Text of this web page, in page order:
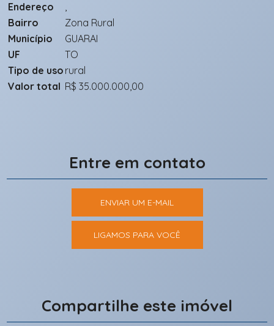
Endereço
,
Bairro
Zona Rural
Município
GUARAI
UF
TO
Tipo de uso rural
Valor total R$ 35.000.000,00
Entre em contato
ENVIAR UM E-MAIL
LIGAMOS PARA VOCÊ
Compartilhe este imóvel